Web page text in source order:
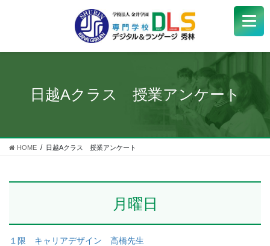
学校紹介+
受験生+
学生サポート
Q&A +
アクセス
日越Aクラス 授業アンケート
HOME 日越Aクラス 授業アンケート
月曜日
１限 キャリアデザイン 高橋先生